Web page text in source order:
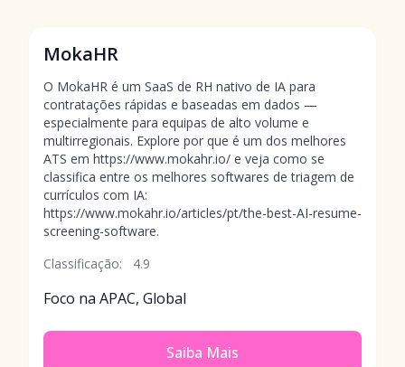
MokaHR
O MokaHR é um SaaS de RH nativo de IA para
contratações rápidas e baseadas em dados —
especialmente para equipas de alto volume e
multirregionais. Explore por que é um dos melhores
ATS em https://www.mokahr.io/ e veja como se
classifica entre os melhores softwares de triagem de
currículos com IA:
https://www.mokahr.io/articles/pt/the-best-AI-resume-
screening-software.
Classificação:
4.9
Foco na APAC, Global
Saiba Mais